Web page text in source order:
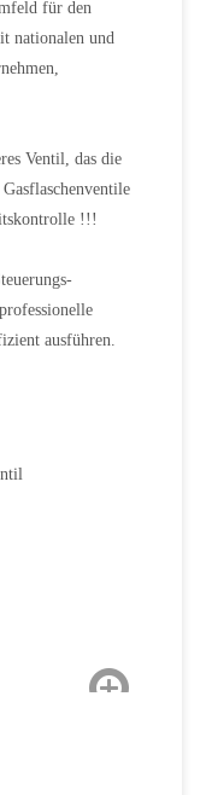
für den
nationalen und
Ventil, das die
!!!
ausführen.